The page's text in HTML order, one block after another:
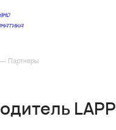
— Партнеры
LAPP